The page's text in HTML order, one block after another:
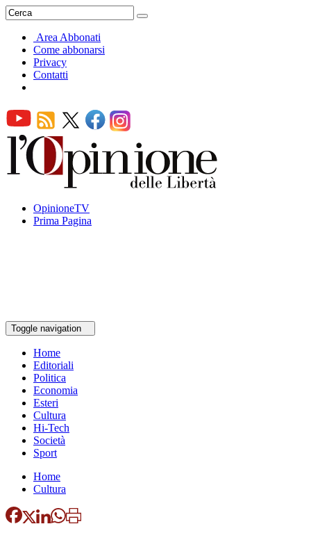
Area Abbonati
Come abbonarsi
Privacy
Contatti
OpinioneTV
Prima Pagina
Toggle navigation
Home
Editoriali
Politica
Economia
Esteri
Cultura
Hi-Tech
Società
Sport
Home
Cultura